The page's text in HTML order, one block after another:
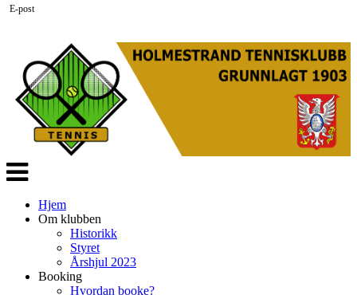
Veksle
navigasjon
Hjem
Om klubben
Historikk
Styret
Årshjul 2023
Booking
Hvordan booke?
E-post